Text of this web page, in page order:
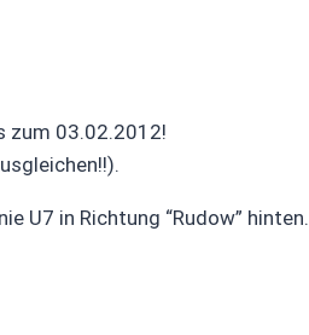
zum 03.02.2012!
U7 in Richtung “Rudow” hinten.